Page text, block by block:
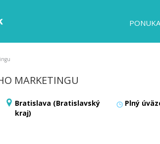
MARKETINGU
Bratislava (Bratislavský
kraj)
Plný